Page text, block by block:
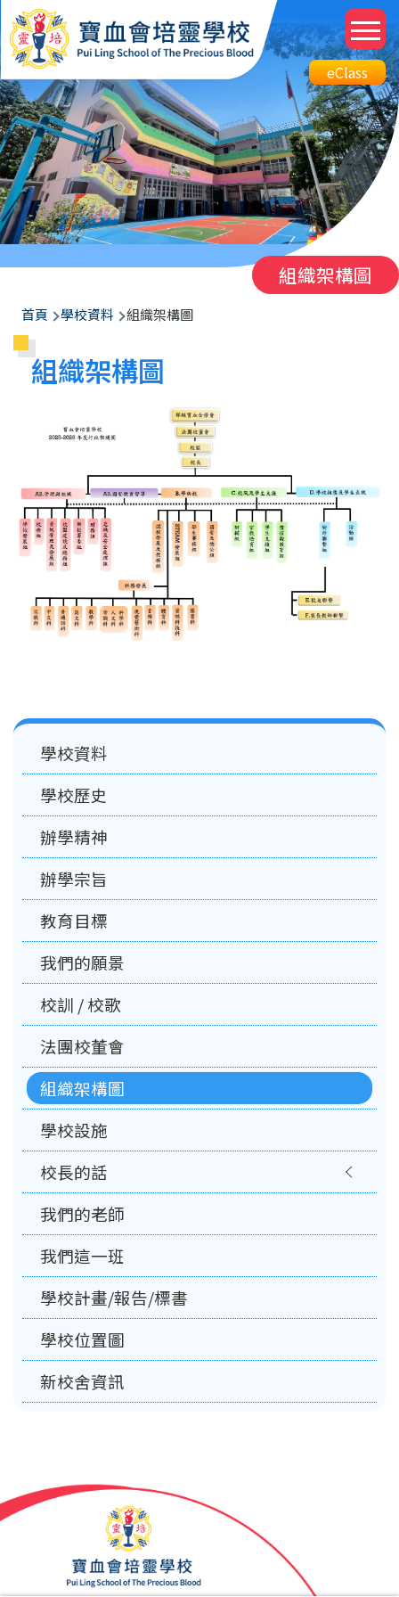
移至主內容
Top
eClass
Btn
eClass
組織架構圖
導
航
連
首頁 學校資料 組織架構圖
組織架構圖
Main
navigation
學校資料
學校歷史
辦學精神
辦學宗旨
教育目標
我們的願景
校訓 / 校歌
法團校董會
組織架構圖
學校設施
校長的話
我們的老師
我們這一班
學校計畫/報告/標書
學校位置圖
新校舍資訊